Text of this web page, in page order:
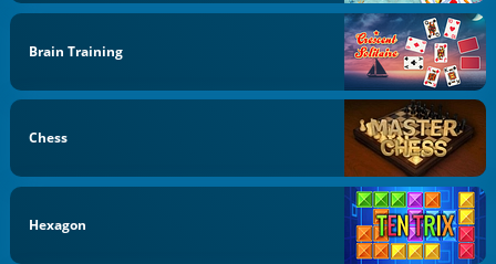
Brain Training
Chess
Hexagon